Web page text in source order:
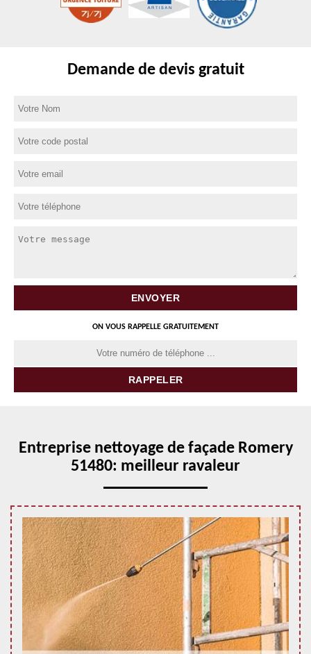
Demande de devis gratuit
ON VOUS RAPPELLE GRATUITEMENT
Entreprise nettoyage de façade Romery
51480: meilleur ravaleur